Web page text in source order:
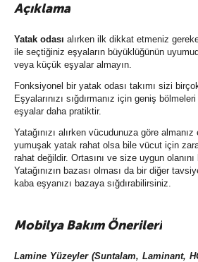
Açıklama
Yatak odası alırken ilk dikkat etmeniz
ile seçtiğiniz eşyaların büyüklüğünün
veya küçük eşyalar almayın.
Fonksiyonel bir yatak odası takımı sizi
Eşyalarınızı sığdırmanız için geniş
eşyalar daha pratiktir.
Yatağınızı alırken vücudunuza göre
yumuşak yatak rahat olsa bile vücut için
rahat değildir. Ortasını ve size uygun
Yatağınızın bazası olması da bir diğer
kaba eşyanızı bazaya sığdırabilirsiniz.
Mobilya Bakım Önerileri
Lamine Yüzeyler (Suntalam, Laminant,